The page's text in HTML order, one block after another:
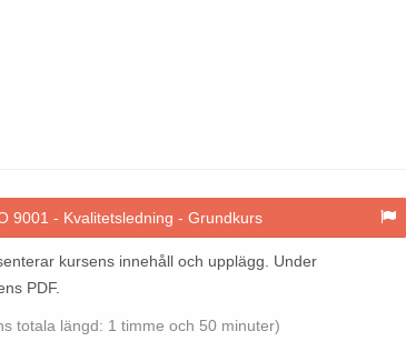
9001 - Kvalitetsledning - Grundkurs
kursens innehåll och upplägg. Under
PDF.
totala längd: 1 timme och 50 minuter)